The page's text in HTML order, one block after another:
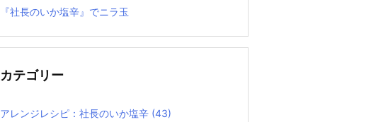
『社長のいか塩辛』でニラ玉
カテゴリー
アレンジレシピ：社長のいか塩辛 (43)